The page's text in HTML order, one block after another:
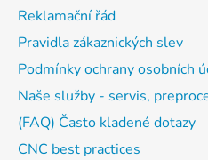
Reklamační řád
Pravidla zákaznických slev
Podmínky ochrany osobních
Naše služby - servis,
(FAQ) Často kladené dotazy
CNC best practices